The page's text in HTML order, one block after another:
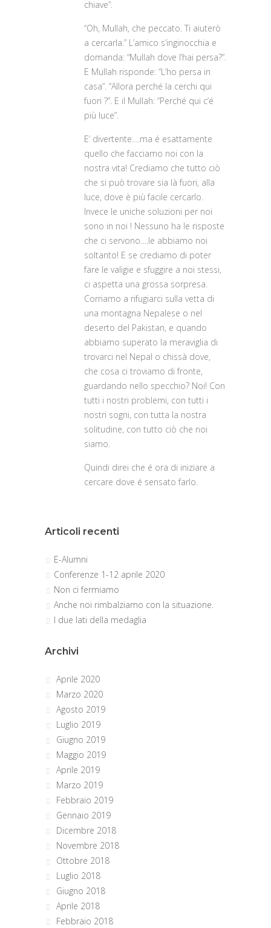
chiave”.
“Oh, Mullah, che peccato. Ti aiuterò
a cercarla.” L’amico s’inginocchia e
domanda: “Mullah dove l’hai persa?”.
E Mullah risponde: “L’ho persa in
casa”. “Allora perché la cerchi qui
fuori ?”. E il Mullah: “Perché qui c’é
più luce”.
E’ divertente….ma é esattamente
quello che facciamo noi con la
nostra vita! Crediamo che tutto ciò
che si può trovare sia là fuori, alla
luce, dove è più facile cercarlo.
Invece le uniche soluzioni per noi
sono in noi ! Nessuno ha le risposte
che ci servono….le abbiamo noi
soltanto! E se crediamo di poter
fare le valigie e sfuggire a noi stessi,
ci aspetta una grossa sorpresa.
Corriamo a rifugiarci sulla vetta di
una montagna Nepalese o nel
deserto del Pakistan, e quando
abbiamo superato la meraviglia di
trovarci nel Nepal o chissà dove,
che cosa ci troviamo di fronte,
guardando nello specchio? Noi! Con
tutti i nostri problemi, con tutti i
nostri sogni, con tutta la nostra
solitudine, con tutto ciò che noi
siamo.
Quindi direi che é ora di iniziare a
cercare dove é sensato farlo.
Articoli recenti
E-Alumni
Conferenze 1-12 aprile 2020
Non ci fermiamo
Anche noi rimbalziamo con la situazione.
I due lati della medaglia
Archivi
Aprile 2020
Marzo 2020
Agosto 2019
Luglio 2019
Giugno 2019
Maggio 2019
Aprile 2019
Marzo 2019
Febbraio 2019
Gennaio 2019
Dicembre 2018
Novembre 2018
Ottobre 2018
Luglio 2018
Giugno 2018
Aprile 2018
Febbraio 2018